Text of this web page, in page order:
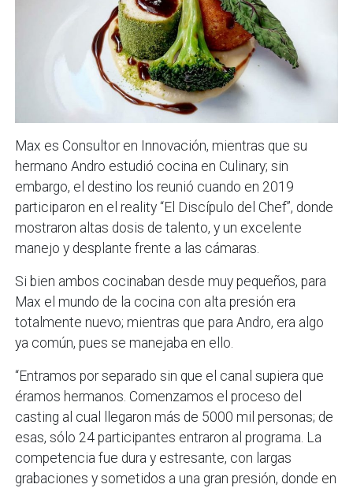
Max es Consultor en Innovación, mientras que su
hermano Andro estudió cocina en Culinary; sin
embargo, el destino los reunió cuando en 2019
participaron en el reality “El Discípulo del Chef”, donde
mostraron altas dosis de talento, y un excelente
manejo y desplante frente a las cámaras.
Si bien ambos cocinaban desde muy pequeños, para
Max el mundo de la cocina con alta presión era
totalmente nuevo; mientras que para Andro, era algo
ya común, pues se manejaba en ello.
“Entramos por separado sin que el canal supiera que
éramos hermanos. Comenzamos el proceso del
casting al cual llegaron más de 5000 mil personas; de
esas, sólo 24 participantes entraron al programa. La
competencia fue dura y estresante, con largas
grabaciones y sometidos a una gran presión, donde en